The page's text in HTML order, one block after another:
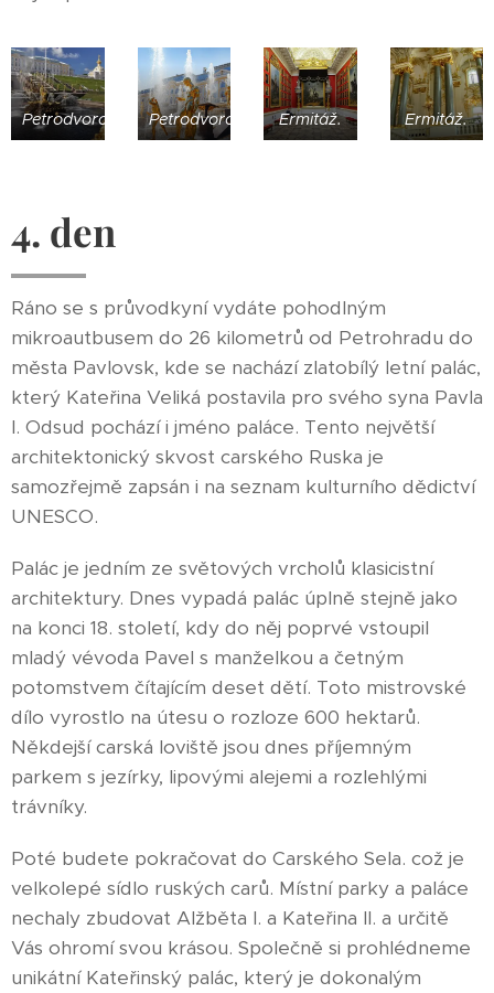
Petrodvorce. Petrodvorce. Ermitáž. Ermitáž.
4. den
Ráno se s průvodkyní vydáte pohodlným
mikroautbusem do 26 kilometrů od Petrohradu do
města Pavlovsk, kde se nachází zlatobílý letní palác,
který Kateřina Veliká postavila pro svého syna Pavla
I. Odsud pochází i jméno paláce. Tento největší
architektonický skvost carského Ruska je
samozřejmě zapsán i na seznam kulturního dědictví
UNESCO.
Palác je jedním ze světových vrcholů klasicistní
architektury. Dnes vypadá palác úplně stejně jako
na konci 18. století, kdy do něj poprvé vstoupil
mladý vévoda Pavel s manželkou a četným
potomstvem čítajícím deset dětí. Toto mistrovské
dílo vyrostlo na útesu o rozloze 600 hektarů.
Někdejší carská loviště jsou dnes příjemným
parkem s jezírky, lipovými alejemi a rozlehlými
trávníky.
Poté budete pokračovat do Carského Sela. což je
velkolepé sídlo ruských carů. Místní parky a paláce
nechaly zbudovat Alžběta I. a Kateřina II. a určitě
Vás ohromí svou krásou. Společně si prohlédneme
unikátní Kateřinský palác, který je dokonalým